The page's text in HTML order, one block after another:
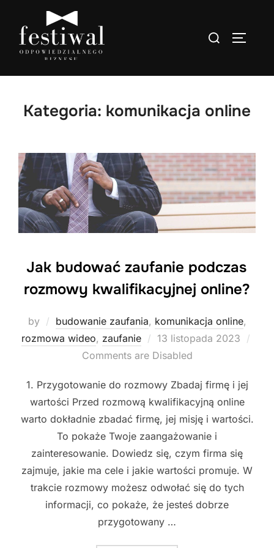
content
Search
Kategoria: komunikacja online
Jak budować zaufanie podczas
rozmowy kwalifikacyjnej online?
by budowanie zaufania, komunikacja online,
rozmowa wideo, zaufanie
Posted
on
13 listopada 2023
Comments are Disabled
1. Przygotowanie do rozmowy Zbadaj firmę i jej
wartości Przed rozmową kwalifikacyjną online
warto dokładnie zbadać firmę, jej misję i wartości.
To pokaże Twoje zaangażowanie i
zainteresowanie. Dowiedz się, czym firma się
zajmuje, jakie ma cele i jakie wartości promuje. W
trakcie rozmowy możesz odwołać się do tych
informacji, co pokaże, że jesteś dobrze
przygotowany …